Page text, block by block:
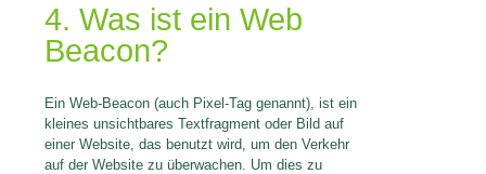
4. Was ist ein Web
Beacon?
Ein Web-Beacon (auch Pixel-Tag genannt), ist ein
kleines unsichtbares Textfragment oder Bild auf
einer Website, das benutzt wird, um den Verkehr
auf der Website zu überwachen. Um dies zu